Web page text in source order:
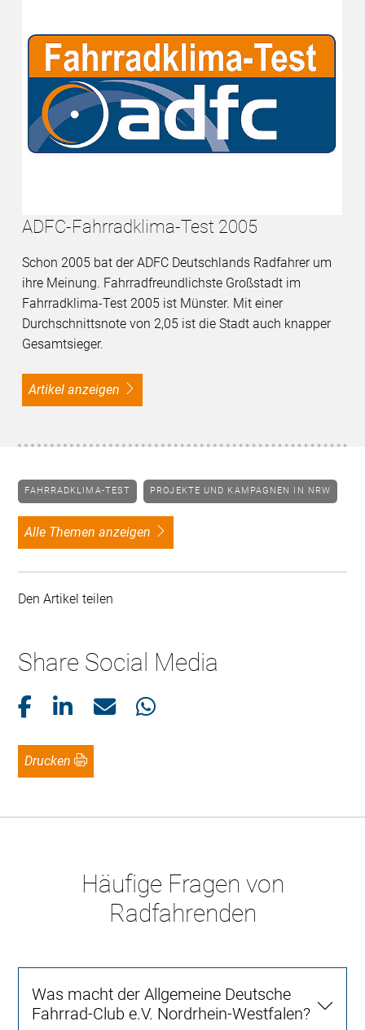
ADFC-Fahrradklima-Test 2005
Schon 2005 bat der ADFC Deutschlands Radfahrer um
ihre Meinung. Fahrradfreundlichste Großstadt im
Fahrradklima-Test 2005 ist Münster. Mit einer
Durchschnittsnote von 2,05 ist die Stadt auch knapper
Gesamtsieger.
Artikel anzeigen
FAHRRADKLIMA-TEST PROJEKTE UND KAMPAGNEN IN NRW
alle Themen anzeigen
Den Artikel teilen
Share Social Media
Drucken
Häufige Fragen von
Radfahrenden
Was macht der Allgemeine Deutsche
Fahrrad-Club e.V. Nordrhein-Westfalen?